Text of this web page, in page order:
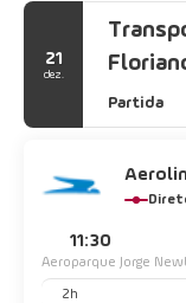
21
dez.
Partida
11:30
Aeroparque Jorge
2h